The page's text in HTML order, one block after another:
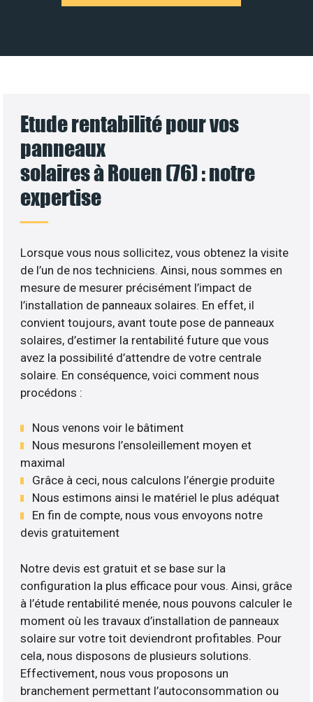
Etude rentabilité pour vos
panneaux
solaires à Rouen (76) : notre
expertise
Lorsque vous nous sollicitez, vous obtenez la visite
de l’un de nos techniciens. Ainsi, nous sommes en
mesure de mesurer précisément l’impact de
l’installation de panneaux solaires. En effet, il
convient toujours, avant toute pose de panneaux
solaires, d’estimer la rentabilité future que vous
avez la possibilité d’attendre de votre centrale
solaire. En conséquence, voici comment nous
procédons :
Nous venons voir le bâtiment
Nous mesurons l’ensoleillement moyen et
maximal
Grâce à ceci, nous calculons l’énergie produite
Nous estimons ainsi le matériel le plus adéquat
En fin de compte, nous vous envoyons notre
devis gratuitement
Notre devis est gratuit et se base sur la
configuration la plus efficace pour vous. Ainsi, grâce
à l’étude rentabilité menée, nous pouvons calculer le
moment où les travaux d’installation de panneaux
solaire sur votre toit deviendront profitables. Pour
cela, nous disposons de plusieurs solutions.
Effectivement, nous vous proposons un
branchement permettant l’autoconsommation ou